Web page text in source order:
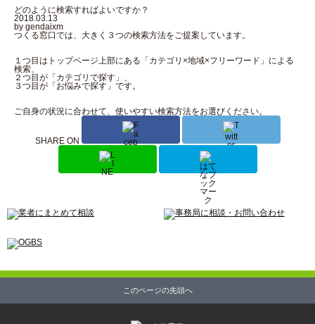
どのように検索すればよいですか？
2018.03.13
by gendaixm
つくる窓口では、大きく３つの検索方法をご提案しています。
１つ目はトップページ上部にある「カテゴリ×地域×フリーワード」による
検索、
２つ目が「カテゴリで探す」、
３つ目が「お悩みで探す」です。
ご自身の状況に合わせて、使いやすい検索方法をお選びください。
SHARE ON
このページの先頭へ